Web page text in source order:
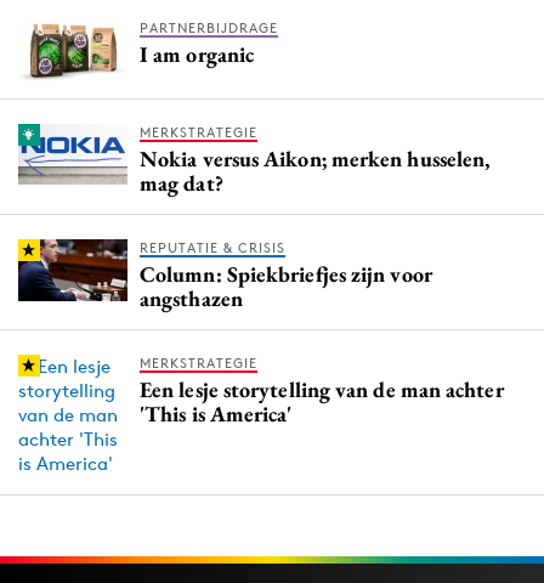
PARTNERBIJDRAGE
I am organic
MERKSTRATEGIE
Nokia versus Aikon; merken husselen,
mag dat?
REPUTATIE & CRISIS
Column: Spiekbriefjes zijn voor
angsthazen
MERKSTRATEGIE
Een lesje storytelling van de man achter
'This is America'